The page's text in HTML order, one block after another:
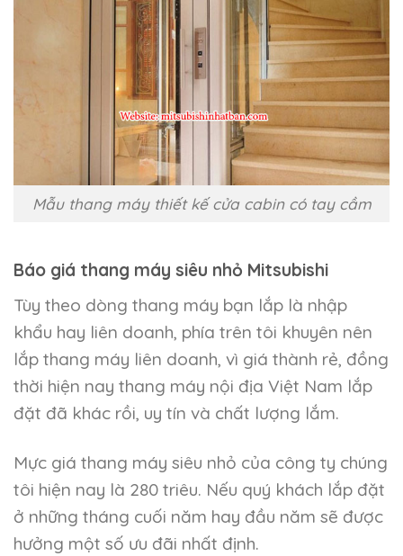
Mẫu thang máy thiết kế cửa cabin có tay cầm
Báo giá thang máy siêu nhỏ Mitsubishi
Tùy theo dòng thang máy bạn lắp là nhập
khẩu hay liên doanh, phía trên tôi khuyên nên
lắp thang máy liên doanh, vì giá thành rẻ, đồng
thời hiện nay thang máy nội địa Việt Nam lắp
đặt đã khác rồi, uy tín và chất lượng lắm.
Mực giá thang máy siêu nhỏ của công ty chúng
tôi hiện nay là 280 triêu. Nếu quý khách lắp đặt
ở những tháng cuối năm hay đầu năm sẽ được
hưởng một số ưu đãi nhất định.